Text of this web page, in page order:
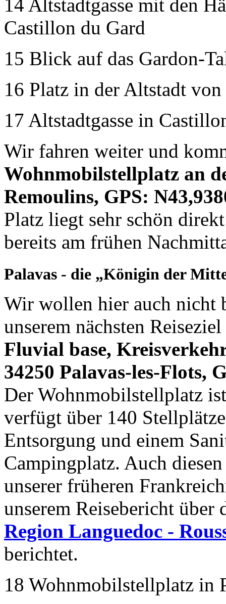
14 Altstadtgasse mit den
Castillon du Gard
15 Blick auf das Gardon-
16 Platz in der Altstadt
17 Altstadtgasse in
Wir fahren weiter und
Wohnmobilstellplatz an
Remoulins, GPS:
Platz liegt sehr schön
bereits am frühen
Palavas - die „Königin der
Wir wollen hier auch nicht
unserem nächsten
Fluvial base,
34250 Palavas-les-Flots,
Der Wohnmobilstellplatz
verfügt über 140
Entsorgung und einem
Campingplatz. Auch
unserer früheren
unserem Reisebericht über
Region Languedoc -
berichtet.
18 Wohnmobilstellplatz in